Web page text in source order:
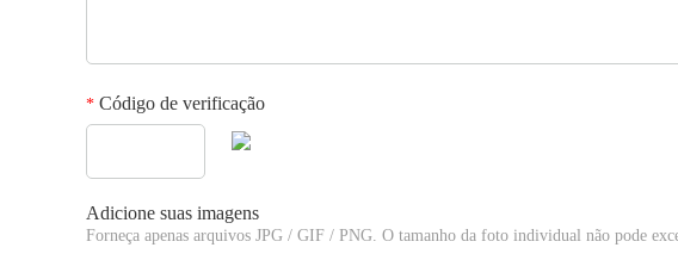
* Código de verificação
Adicione suas imagens
Forneça apenas arquivos JPG / GIF / PNG. O tamanho da foto individual não pode